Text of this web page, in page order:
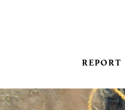
REPORT